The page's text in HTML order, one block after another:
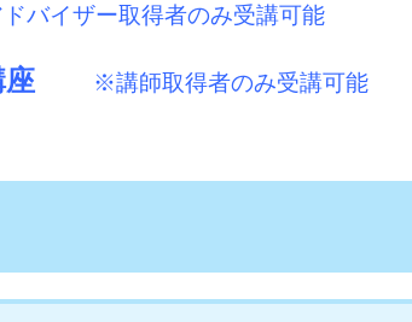
バイザー取得者のみ受講可能
講座 ※講師取得者のみ受講可能